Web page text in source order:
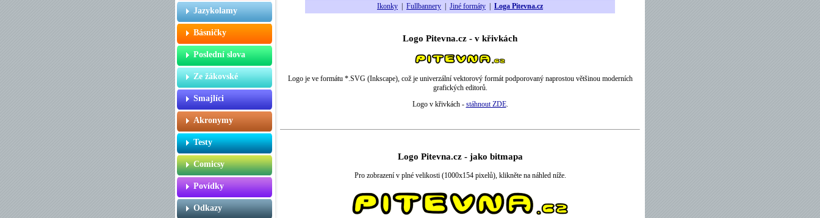
Jazykolamy
Básničky
Poslední slova
Ze žákovské
Smajlíci
Akronymy
Testy
Comicsy
Povídky
Odkazy
Ikonky Fullbannery Jiné formáty Loga Pitevna.cz
Logo Pitevna.cz - v křivkách
Logo je ve formátu *.SVG (Inkscape), což je univerzální vektorový formát podporovaný naprostou většinou moderních
grafických editorů.
Logo v křivkách - stáhnout ZDE.
Logo Pitevna.cz - jako bitmapa
Pro zobrazení v plné velikosti (1000x154 pixelů), klikněte na náhled níže.